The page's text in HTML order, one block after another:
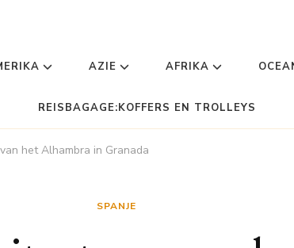
AZIE AFRIKA
REISBAGAGE:KOFFERS EN TROLLEYS
het Alhambra in Granada
SPANJE